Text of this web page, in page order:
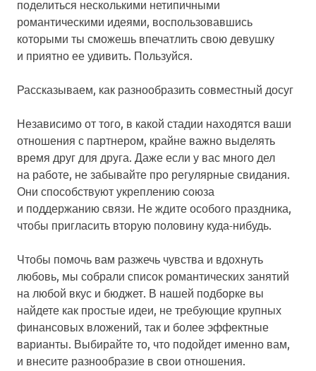
поделиться несколькими нетипичными
романтическими идеями, воспользовавшись
которыми ты сможешь впечатлить свою девушку
и приятно ее удивить. Пользуйся.
Рассказываем, как разнообразить совместный досуг
Независимо от того, в какой стадии находятся ваши
отношения с партнером, крайне важно выделять
время друг для друга. Даже если у вас много дел
на работе, не забывайте про регулярные свидания.
Они способствуют укреплению союза
и поддержанию связи. Не ждите особого праздника,
чтобы пригласить вторую половину куда-нибудь.
Чтобы помочь вам разжечь чувства и вдохнуть
любовь, мы собрали список романтических занятий
на любой вкус и бюджет. В нашей подборке вы
найдете как простые идеи, не требующие крупных
финансовых вложений, так и более эффектные
варианты. Выбирайте то, что подойдет именно вам,
и внесите разнообразие в свои отношения.